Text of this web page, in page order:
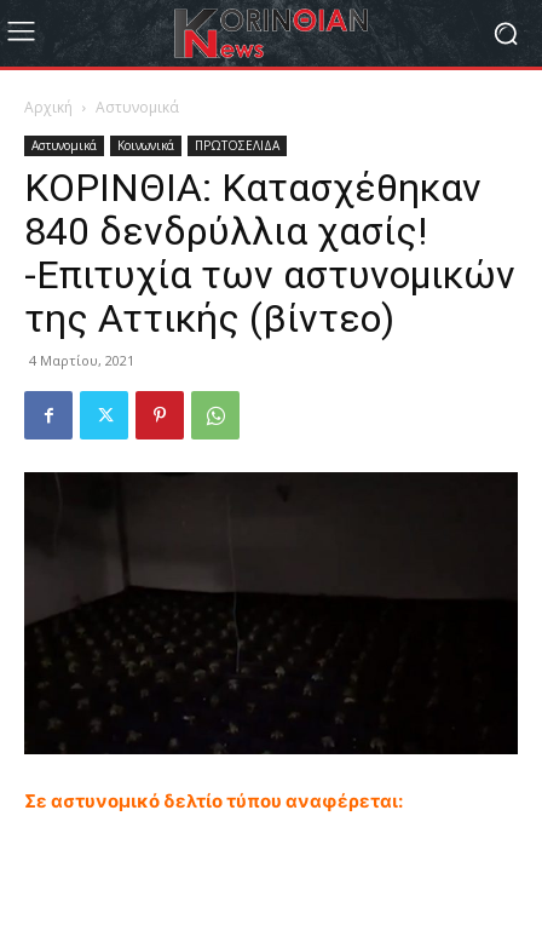
Αρχική Αστυνομικά
Αστυνομικά Κοινωνικά ΠΡΩΤΟΣΕΛΙΔΑ
ΚΟΡΙΝΘΙΑ: Κατασχέθηκαν
840 δενδρύλλια χασίς!
-Επιτυχία των αστυνομικών
της Αττικής (βίντεο)
4 Μαρτίου, 2021
Σε αστυνομικό δελτίο τύπου αναφέρεται: